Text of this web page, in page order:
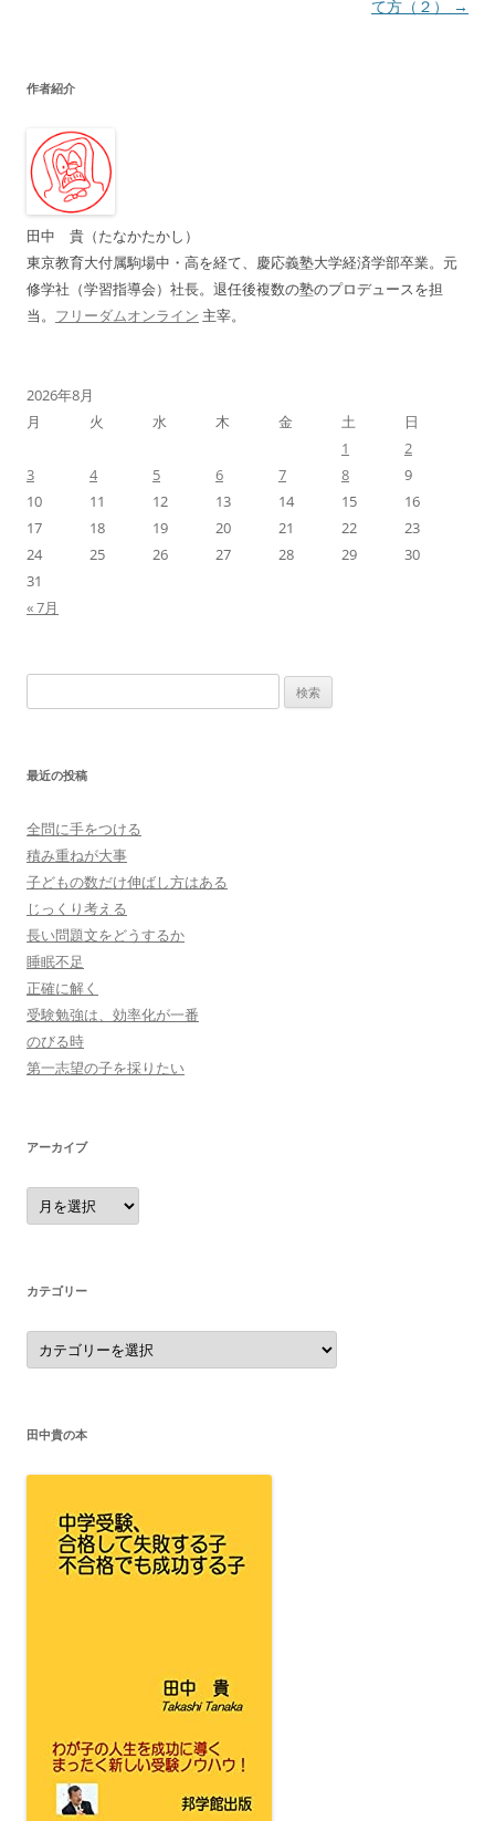
ゲ
シ
ョ
ン
て方（２） →
作者紹介
田中 貴（たなかたかし）
東京教育大付属駒場中・高を経て、慶応義塾大学経済学部卒業。元
修学社（学習指導会）社長。退任後複数の塾のプロデュースを担
当。 フリーダムオンライン 主宰。
2026年8月
月
火 水 木 金 土
日
1
2
3
4 5 6 7 8
9
10
11 12 13 14 15
16
17
18 19 20 21 22
23
24
25 26 27 28 29
30
31
« 7月
索:
最近の投稿
全問に手をつける
積み重ねが大事
子どもの数だけ伸ばし方はある
じっくり考える
長い問題文をどうするか
睡眠不足
正確に解く
受験勉強は、効率化が一番
のびる時
第一志望の子を採りたい
アーカイブ
ア
ー
カ
カテゴリー
カ
テ
ゴ
田中貴の本